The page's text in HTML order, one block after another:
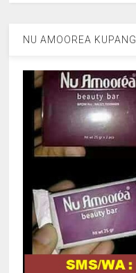
NU AMOOREA KUPANG